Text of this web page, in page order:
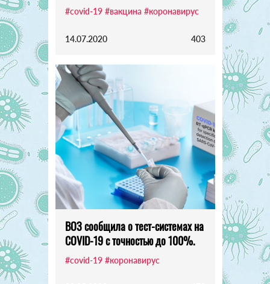
#covid-19 #вакцина #коронавирус
14.07.2020 403
ВОЗ сообщила о тест-системах на
COVID-19 с точностью до 100%.
#covid-19 #коронавирус